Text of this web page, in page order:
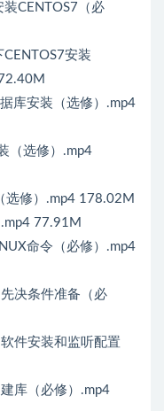
CENTOS7（必
安装
库安装（选修）.mp4
（选修）.mp4
选修）.mp4 178.02M
77.91M
命令（必修）.mp4
决条件准备（必
件安装和监听配置
库（必修）.mp4